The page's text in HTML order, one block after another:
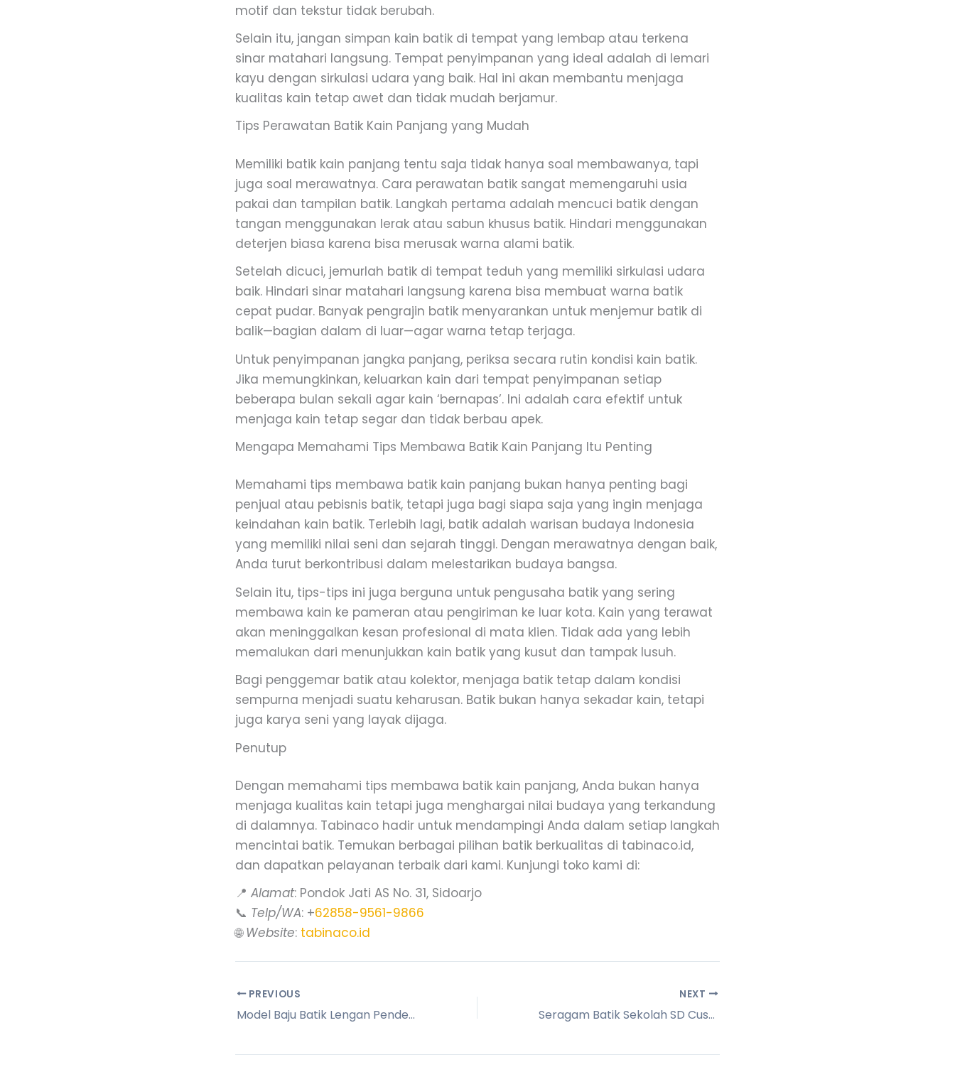
motif dan tekstur tidak berubah.
Selain itu, jangan simpan kain batik di tempat yang lembap atau terkena
sinar matahari langsung. Tempat penyimpanan yang ideal adalah di lemari
kayu dengan sirkulasi udara yang baik. Hal ini akan membantu menjaga
kualitas kain tetap awet dan tidak mudah berjamur.
Tips Perawatan Batik Kain Panjang yang Mudah
Memiliki batik kain panjang tentu saja tidak hanya soal membawanya, tapi
juga soal merawatnya. Cara perawatan batik sangat memengaruhi usia
pakai dan tampilan batik. Langkah pertama adalah mencuci batik dengan
tangan menggunakan lerak atau sabun khusus batik. Hindari menggunakan
deterjen biasa karena bisa merusak warna alami batik.
Setelah dicuci, jemurlah batik di tempat teduh yang memiliki sirkulasi udara
baik. Hindari sinar matahari langsung karena bisa membuat warna batik
cepat pudar. Banyak pengrajin batik menyarankan untuk menjemur batik di
balik—bagian dalam di luar—agar warna tetap terjaga.
Untuk penyimpanan jangka panjang, periksa secara rutin kondisi kain batik.
Jika memungkinkan, keluarkan kain dari tempat penyimpanan setiap
beberapa bulan sekali agar kain ‘bernapas’. Ini adalah cara efektif untuk
menjaga kain tetap segar dan tidak berbau apek.
Mengapa Memahami Tips Membawa Batik Kain Panjang Itu Penting
Memahami tips membawa batik kain panjang bukan hanya penting bagi
penjual atau pebisnis batik, tetapi juga bagi siapa saja yang ingin menjaga
keindahan kain batik. Terlebih lagi, batik adalah warisan budaya Indonesia
yang memiliki nilai seni dan sejarah tinggi. Dengan merawatnya dengan baik,
Anda turut berkontribusi dalam melestarikan budaya bangsa.
Selain itu, tips-tips ini juga berguna untuk pengusaha batik yang sering
membawa kain ke pameran atau pengiriman ke luar kota. Kain yang terawat
akan meninggalkan kesan profesional di mata klien. Tidak ada yang lebih
memalukan dari menunjukkan kain batik yang kusut dan tampak lusuh.
Bagi penggemar batik atau kolektor, menjaga batik tetap dalam kondisi
sempurna menjadi suatu keharusan. Batik bukan hanya sekadar kain, tetapi
juga karya seni yang layak dijaga.
Penutup
Dengan memahami tips membawa batik kain panjang, Anda bukan hanya
menjaga kualitas kain tetapi juga menghargai nilai budaya yang terkandung
di dalamnya. Tabinaco hadir untuk mendampingi Anda dalam setiap langkah
mencintai batik. Temukan berbagai pilihan batik berkualitas di tabinaco.id,
dan dapatkan pelayanan terbaik dari kami. Kunjungi toko kami di:
📍 Alamat: Pondok Jati AS No. 31, Sidoarjo
📞 Telp/WA: +62858-9561-9866
🌐Website: tabinaco.id
PREVIOUS
Model Baju Batik Lengan Pendek untuk Gaya Sehari-hari
NEXT
Seragam Batik Sekolah SD Custom Nyaman & Berkualitas